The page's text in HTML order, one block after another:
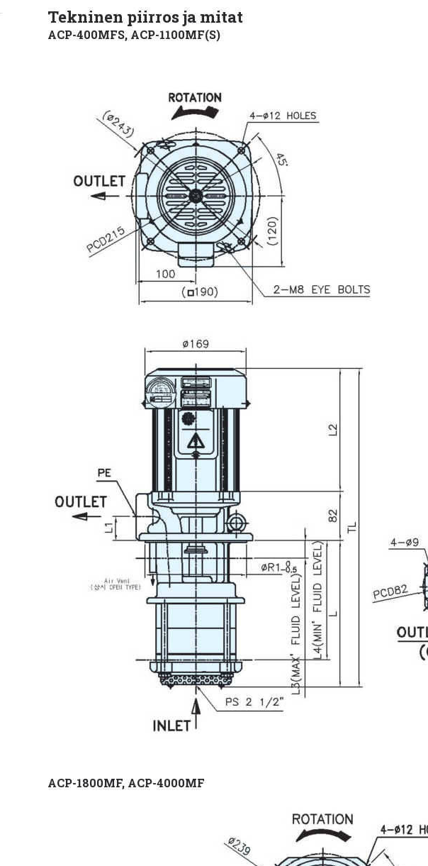
Tekninen piirros ja mitat
ACP-400MFS, ACP-1100MF(S)
ACP-1800MF, ACP-4000MF